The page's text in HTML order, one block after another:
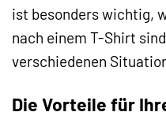
ist besonders wichtig,
nach einem T-Shirt
verschiedenen
Die Vorteile für